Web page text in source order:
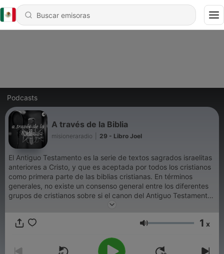
Podcasts
A través de la Biblia
misioneraradio 29 - Libro Joel
El Antiguo Testamento es la serie de textos sagrados israelitas
anteriores a Cristo, y que es aceptada por todos los cristianos
como primera parte de las biblias cristianas. En términos
generales, no existe un consenso general entre los diferentes
grupos de cristianos sobre si el canon del Antiguo Testamento
debe corresponder al de la Biblia griega, con
cristianas...
Volumen 1 x